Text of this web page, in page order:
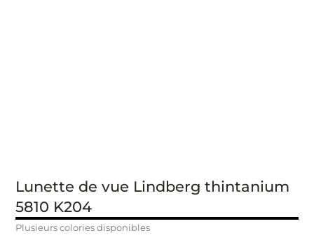
Lunette de vue Lindberg thintanium
5810 K204
Plusieurs colories disponibles